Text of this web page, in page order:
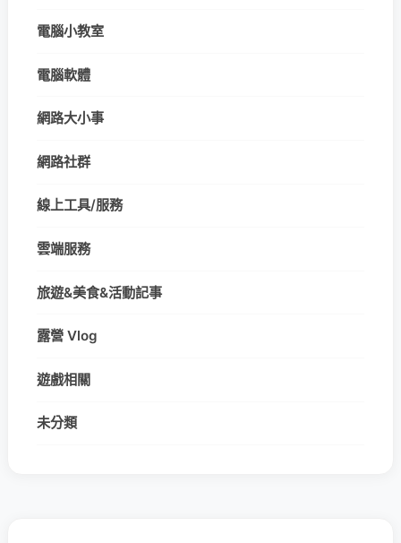
電腦小教室
電腦軟體
網路大小事
網路社群
線上工具/服務
雲端服務
旅遊&美食&活動記事
露營 Vlog
遊戲相關
未分類